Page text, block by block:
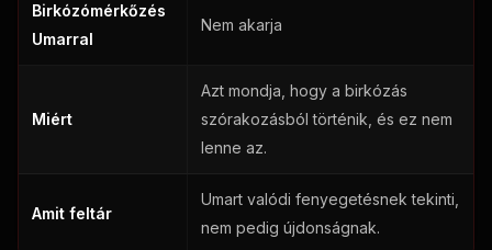
Birkózómérkőzés
Umarral
Nem akarja
Miért
Azt mondja, hogy a birkózás
szórakozásból történik, és ez nem
lenne az.
Amit feltár
Umart valódi fenyegetésnek tekinti,
nem pedig újdonságnak.